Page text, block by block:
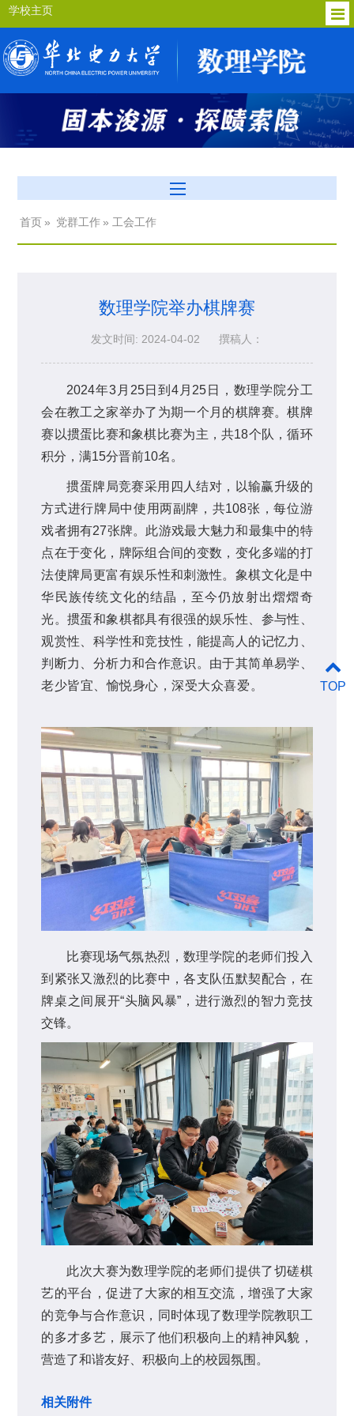
学校主页
首页 » 党群工作 » 工会工作
数理学院举办棋牌赛
发文时间: 2024-04-02 撰稿人：
2024年3月25日到4月25日，数理学院分工
会在教工之家举办了为期一个月的棋牌赛。棋牌
赛以掼蛋比赛和象棋比赛为主，共18个队，循环
积分，满15分晋前10名。
掼蛋牌局竞赛采用四人结对，以输赢升级的
方式进行牌局中使用两副牌，共108张，每位游
戏者拥有27张牌。此游戏最大魅力和最集中的特
点在于变化，牌际组合间的变数，变化多端的打
法使牌局更富有娱乐性和刺激性。象棋文化是中
华民族传统文化的结晶，至今仍放射出熠熠奇
光。掼蛋和象棋都具有很强的娱乐性、参与性、
观赏性、科学性和竞技性，能提高人的记忆力、
判断力、分析力和合作意识。由于其简单易学、
老少皆宜、愉悦身心，深受大众喜爱。
比赛现场气氛热烈，数理学院的老师们投入
到紧张又激烈的比赛中，各支队伍默契配合，在
牌桌之间展开“头脑风暴”，进行激烈的智力竞技
交锋。
此次大赛为数理学院的老师们提供了切磋棋
艺的平台，促进了大家的相互交流，增强了大家
的竞争与合作意识，同时体现了数理学院教职工
的多才多艺，展示了他们积极向上的精神风貌，
营造了和谐友好、积极向上的校园氛围。
相关附件
TOP